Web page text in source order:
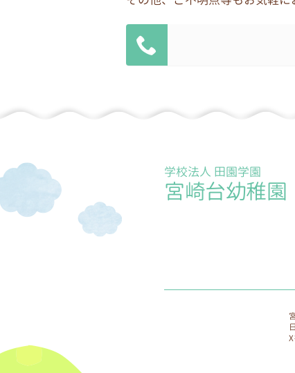
自ら保有する個人情報を保
9.個人情報保護に関する相
学校法人 田園学園
宮崎台幼稚園